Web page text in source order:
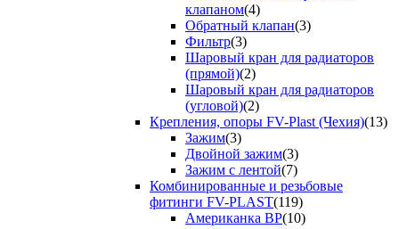
клапаном(4)
Обратный клапан(3)
Фильтр(3)
Шаровый кран для радиаторов
(прямой)(2)
Шаровый кран для радиаторов
(угловой)(2)
Крепления, опоры FV-Plast (Чехия)(13)
Зажим(3)
Двойной зажим(3)
Зажим с лентой(7)
Комбинированные и резьбовые
фитинги FV-PLAST(119)
Американка ВР(10)